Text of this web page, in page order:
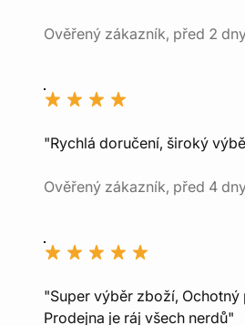
Ověřený zákazník, před 2
"Rychlá doručení, široký
Ověřený zákazník, před 4
"Super výběr zboží, Ochotný
Prodejna je ráj všech nerdů"